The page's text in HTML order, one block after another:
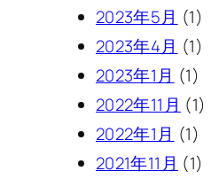
2023年5月 (1)
2023年4月 (1)
2023年1月 (1)
2022年11月 (1)
2022年1月 (1)
2021年11月 (1)